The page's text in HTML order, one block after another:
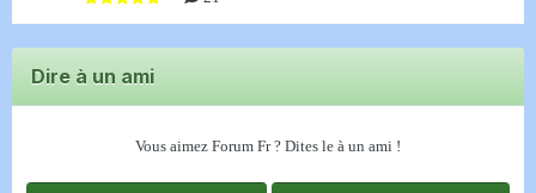
Dire à un ami
Vous aimez Forum Fr ? Dites le à un ami !